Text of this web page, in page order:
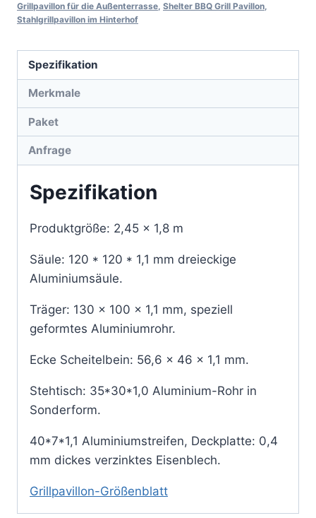
Grillpavillon für die Außenterrasse, Shelter BBQ Grill Pavillon,
Stahlgrillpavillon im Hinterhof
Spezifikation
Merkmale
Paket
Anfrage
Spezifikation
Produktgröße: 2,45 x 1,8 m
Säule: 120 * 120 * 1,1 mm dreieckige
Aluminiumsäule.
Träger: 130 x 100 x 1,1 mm, speziell
geformtes Aluminiumrohr.
Ecke Scheitelbein: 56,6 x 46 x 1,1 mm.
Stehtisch: 35*30*1,0 Aluminium-Rohr in
Sonderform.
40*7*1,1 Aluminiumstreifen, Deckplatte: 0,4
mm dickes verzinktes Eisenblech.
Grillpavillon-Größenblatt